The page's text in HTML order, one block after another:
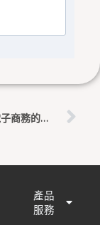
雲端服務與電子商務的融合：以CRM的線上英文服務為例
產品
服務